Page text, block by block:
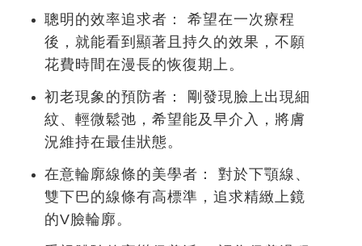
聰明的效率追求者：
希望在一次療程
後，就能看到顯著且持久的效果，不願
花費時間在漫長的恢復期上。
初老現象的預防者：
剛發現臉上出現細
紋、輕微鬆弛，希望能及早介入，將膚
況維持在最佳狀態。
在意輪廓線條的美學者：
對於下顎線、
雙下巴的線條有高標準，追求精緻上鏡
的V臉輪廓。